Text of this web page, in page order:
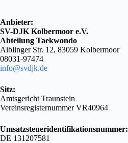
Anbieter:
SV-DJK Kolbermoor e.V.
Abteilung Taekwondo
Aiblinger Str. 12, 83059 Kolbermoor
08031-97474
info@svdjk.de
Sitz:
Amtsgericht Traunstein
Vereinsregisternummer VR40964
Umsatzsteueridentifikationsnummer:
DE 131207581